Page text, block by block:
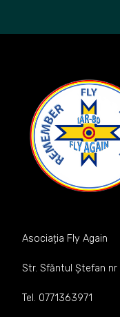
Asociația Fly Again
Str. Sfăntul Ștefan
Tel. 0771363971